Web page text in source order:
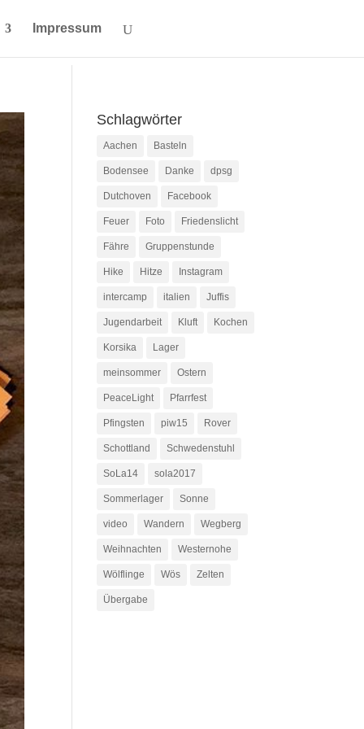
Impressum
Schlagwörter
Aachen Basteln
Bodensee Danke dpsg
Dutchoven Facebook
Feuer Foto Friedenslicht
Fähre Gruppenstunde
Hike Hitze Instagram
intercamp italien Juffis
Jugendarbeit Kluft Kochen
Korsika Lager
meinsommer Ostern
PeaceLight Pfarrfest
Pfingsten piw15 Rover
Schottland Schwedenstuhl
SoLa14 sola2017
Sommerlager Sonne
video Wandern Wegberg
Weihnachten Westernohe
Wölflinge Wös Zelten
Übergabe